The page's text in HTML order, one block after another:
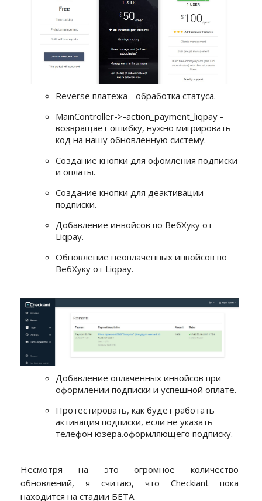
Reverse платежа - обработка статуса.
MainController->-action_payment_liqpay -
возвращает ошибку, нужно мигрировать
код на нашу обновленную систему.
Создание кнопки для офомления подписки
и оплаты.
Создание кнопки для деактивации
подписки.
Добавление инвойсов по ВебХуку от
Liqpay.
Обновление неоплаченных инвойсов по
ВебХуку от Liqpay.
Добавление оплаченных инвойсов при
оформлении подписки и успешной оплате.
Протестировать, как будет работать
активация подписки, если не указать
телефон юзера.оформляющего подписку.
Несмотря на это огромное количество
обновлений, я считаю, что Checkiant пока
находится на стадии БЕТА.